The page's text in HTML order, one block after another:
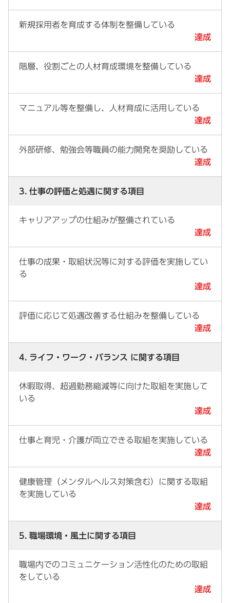
新規採用者を育成する体制を整備している
達成
階層、役割ごとの人材育成環境を整備している
達成
マニュアル等を整備し、人材育成に活用している
達成
外部研修、勉強会等職員の能力開発を奨励している
達成
3. 仕事の評価と処遇に関する項目
キャリアアップの仕組みが整備されている
達成
仕事の成果・取組状況等に対する評価を実施してい
る
達成
評価に応じて処遇改善する仕組みを整備している
達成
4. ライフ・ワーク・バランス に関する項目
休暇取得、超過勤務縮減等に向けた取組を実施して
いる
達成
仕事と育児・介護が両立できる取組を実施している
達成
健康管理（メンタルヘルス対策含む）に関する取組
を実施している
達成
5. 職場環境・風土に関する項目
職場内でのコミュニケーション活性化のための取組
をしている
達成